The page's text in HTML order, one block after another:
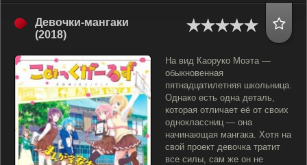
Девочки-мангаки
(2018)
На вид Каоруко Моэта —
обыкновенная
пятнадцатилетняя школьница.
Однако есть одна деталь,
которая отличает её от своих
одноклассниц — она
начинающая мангака. Хотя на
свой проект девочка тратит
все силы, сам же он не